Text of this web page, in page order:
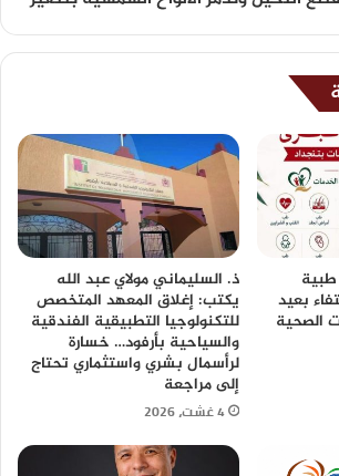
بعيد
الصحية
ذ. السليماني مولاي عبد الله
يكتب: إغلاق المعهد المتخصص
للتكنولوجيا التطبيقية الفندقية
والسياحية بأرفود… خسارة
لرأسمال بشري واستثماري تحتاج
إلى مراجعة
4 غشت، 2026